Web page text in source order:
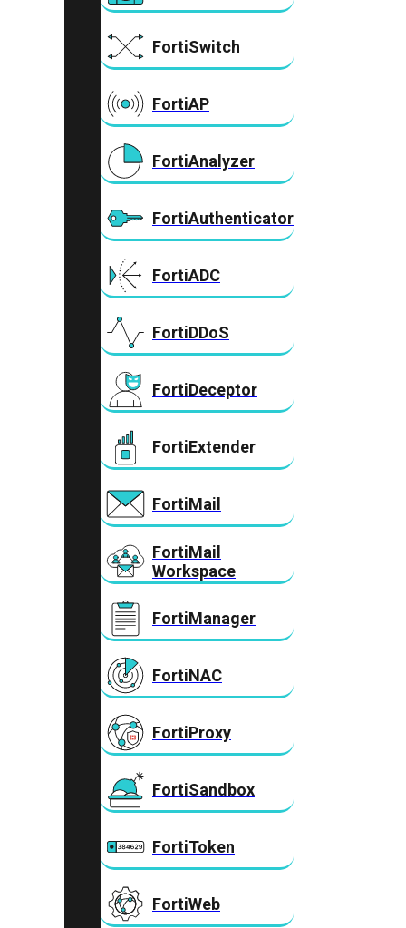
FortiSwitch
FortiAP
FortiAnalyzer
FortiAuthenticator
FortiADC
FortiDDoS
FortiDeceptor
FortiExtender
FortiMail
FortiMail
Workspace
FortiManager
FortiNAC
FortiProxy
FortiSandbox
FortiToken
FortiWeb